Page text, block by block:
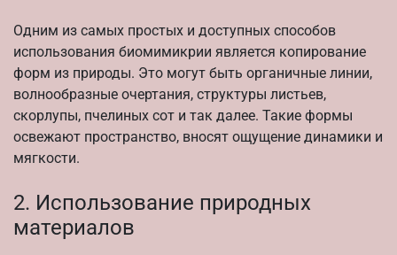
Одним из самых простых и доступных способов
использования биомимикрии является копирование
форм из природы. Это могут быть органичные линии,
волнообразные очертания, структуры листьев,
скорлупы, пчелиных сот и так далее. Такие формы
освежают пространство, вносят ощущение динамики и
мягкости.
2. Использование природных
материалов